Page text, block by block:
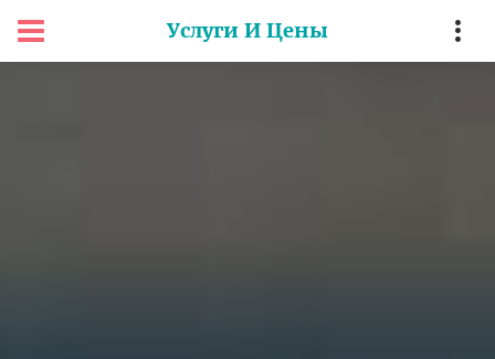
Услуги И Цены